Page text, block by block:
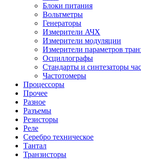
Блоки питания
Вольтметры
Генераторы
Измерители АЧХ
Измерители модуляции
Измерители параметров
Осциллографы
Стандарты и синтезаторы
Частотомеры
Процессоры
Прочее
Разное
Разъемы
Резисторы
Реле
Серебро техническое
Тантал
Транзисторы